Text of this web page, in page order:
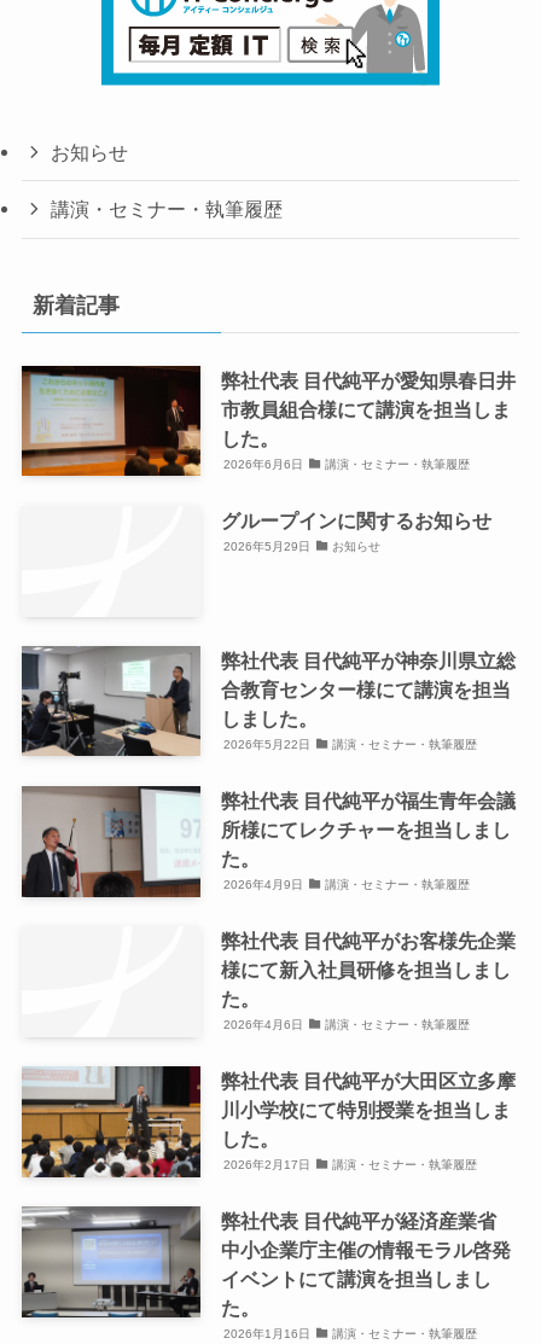
お知らせ
講演・セミナー・執筆履歴
新着記事
弊社代表 目代純平が愛知県春日井
市教員組合様にて講演を担当しま
した。
2026年6月6日 講演・セミナー・執筆履歴
グループインに関するお知らせ
2026年5月29日 お知らせ
弊社代表 目代純平が神奈川県立総
合教育センター様にて講演を担当
しました。
2026年5月22日 講演・セミナー・執筆履歴
弊社代表 目代純平が福生青年会議
所様にてレクチャーを担当しまし
た。
2026年4月9日 講演・セミナー・執筆履歴
弊社代表 目代純平がお客様先企業
様にて新入社員研修を担当しまし
た。
2026年4月6日 講演・セミナー・執筆履歴
弊社代表 目代純平が大田区立多摩
川小学校にて特別授業を担当しま
した。
2026年2月17日 講演・セミナー・執筆履歴
弊社代表 目代純平が経済産業省
中小企業庁主催の情報モラル啓発
イベントにて講演を担当しまし
た。
2026年1月16日 講演・セミナー・執筆履歴